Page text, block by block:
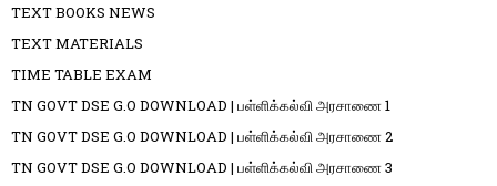
TEXT BOOKS NEWS
TEXT MATERIALS
TIME TABLE EXAM
TN GOVT DSE G.O DOWNLOAD | பள்ளிக்கல்வி அரசாணை 1
TN GOVT DSE G.O DOWNLOAD | பள்ளிக்கல்வி அரசாணை 2
TN GOVT DSE G.O DOWNLOAD | பள்ளிக்கல்வி அரசாணை 3